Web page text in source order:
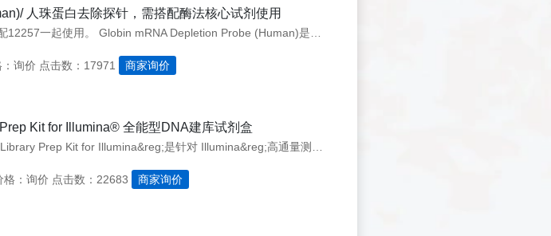
人珠蛋白去除探针，需搭配酶法核心试剂使用
询价 点击数：17971 商家询价
Kit for Illumina® 全能型DNA建库试剂盒
格：询价 点击数：22683 商家询价